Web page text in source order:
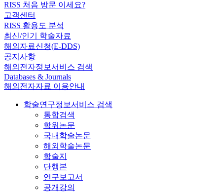
RISS 처음 방문 이세요?
고객센터
RISS 활용도 분석
최신/인기 학술자료
해외자료신청(E-DDS)
공지사항
해외전자정보서비스 검색
Databases & Journals
해외전자자료 이용안내
학술연구정보서비스 검색
통합검색
학위논문
국내학술논문
해외학술논문
학술지
단행본
연구보고서
공개강의